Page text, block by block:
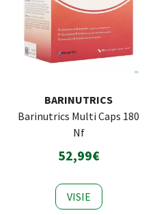
BARINUTRICS
Barinutrics Multi Caps 180
Nf
52,99€
VISIE